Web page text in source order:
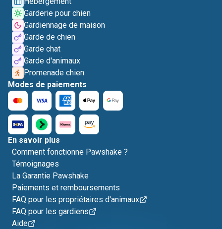
Garderie pour chien
Gardiennage de maison
Garde de chien
Garde chat
Garde d'animaux
Promenade chien
Modes de paiements
En savoir plus
Comment fonctionne Pawshake ?
Témoignages
La Garantie Pawshake
Paiements et remboursements
FAQ pour les propriétaires d'animaux
FAQ pour les gardiens
Aide